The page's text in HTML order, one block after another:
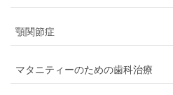
顎関節症
マタニティーのための歯科治療